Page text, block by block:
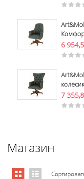
6
7
Магазин